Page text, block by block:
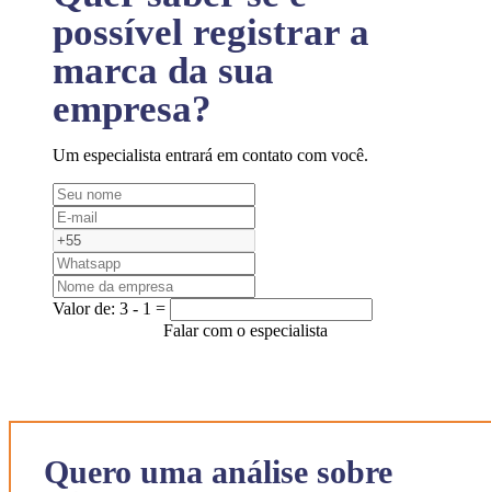
Quero uma análise sobre
possível registrar a
marca da sua
empresa?
Um especialista entrará em contato com você.
Valor de: 3 - 1 =
Falar com o especialista